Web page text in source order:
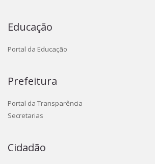
Educação
Portal da Educação
Prefeitura
Portal da Transparência
Secretarias
Cidadão